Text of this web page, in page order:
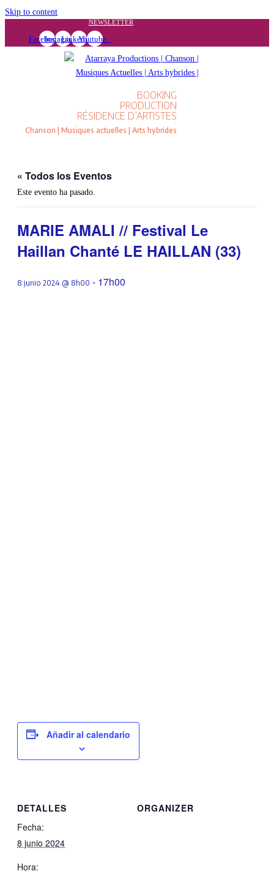
Skip to content
NEWSLETTER
FacebookInstagramLinkedinYoutube
BOOKING
PRODUCTION
RÉSIDENCE D’ARTISTES
Chanson | Musiques actuelles | Arts hybrides
« Todos los Eventos
Este evento ha pasado.
MARIE AMALI // Festival Le
Haillan Chanté LE HAILLAN (33)
8 junio 2024 @ 8h00 - 17h00
Añadir al calendario
DETALLES
Fecha:
8 junio 2024
Hora:
ORGANIZER